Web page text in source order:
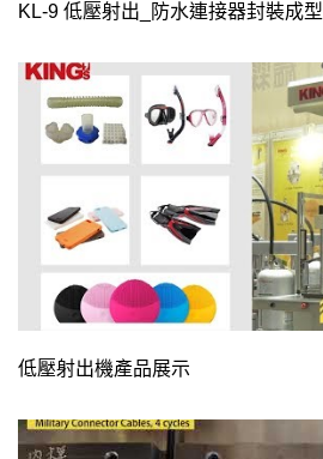
KL-9 低壓射出_防水連接器封裝成型
低壓射出機產品展示